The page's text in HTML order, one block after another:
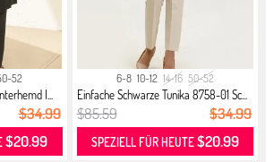
52
I...
$34.99
$20.99
6-8 10-12 14-16 50-52
Einfache Schwarze Tunika 8758-01 Sc...
$85.59 $34.99
SPEZIELL FÜR HEUTE$20.99